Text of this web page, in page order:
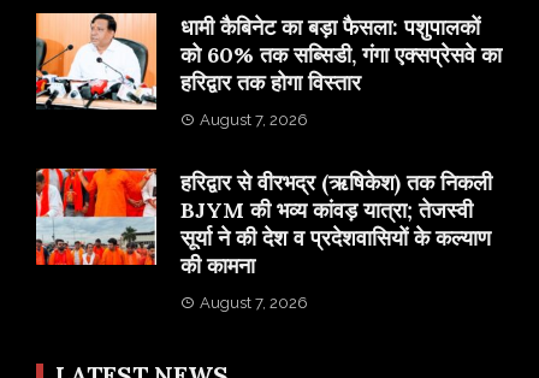
​धामी कैबिनेट का बड़ा फैसला: पशुपालकों
को 60% तक सब्सिडी, गंगा एक्सप्रेसवे का
हरिद्वार तक होगा विस्तार
August 7, 2026
​हरिद्वार से वीरभद्र (ऋषिकेश) तक निकली
BJYM की भव्य कांवड़ यात्रा; तेजस्वी
सूर्या ने की देश व प्रदेशवासियों के कल्याण
की कामना
August 7, 2026